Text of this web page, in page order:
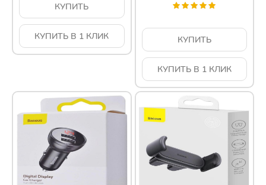
КУПИТЬ
КУПИТЬ В 1 КЛИК КУПИТЬ
КУПИТЬ В 1 КЛИК